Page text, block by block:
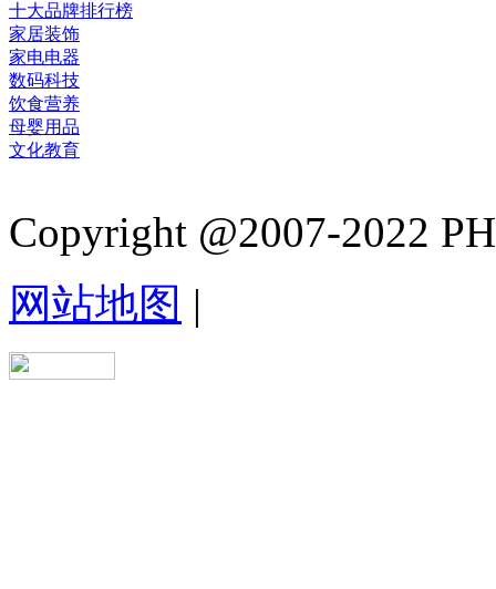
十大品牌排行榜
家居装饰
家电电器
数码科技
饮食营养
母婴用品
文化教育
Copyright @2007-2022
网站地图 |